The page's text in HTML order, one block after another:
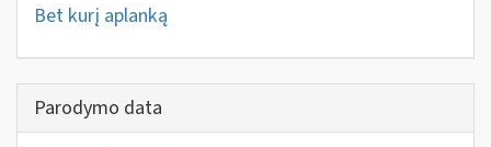
Bet kurį aplanką
Parodymo data